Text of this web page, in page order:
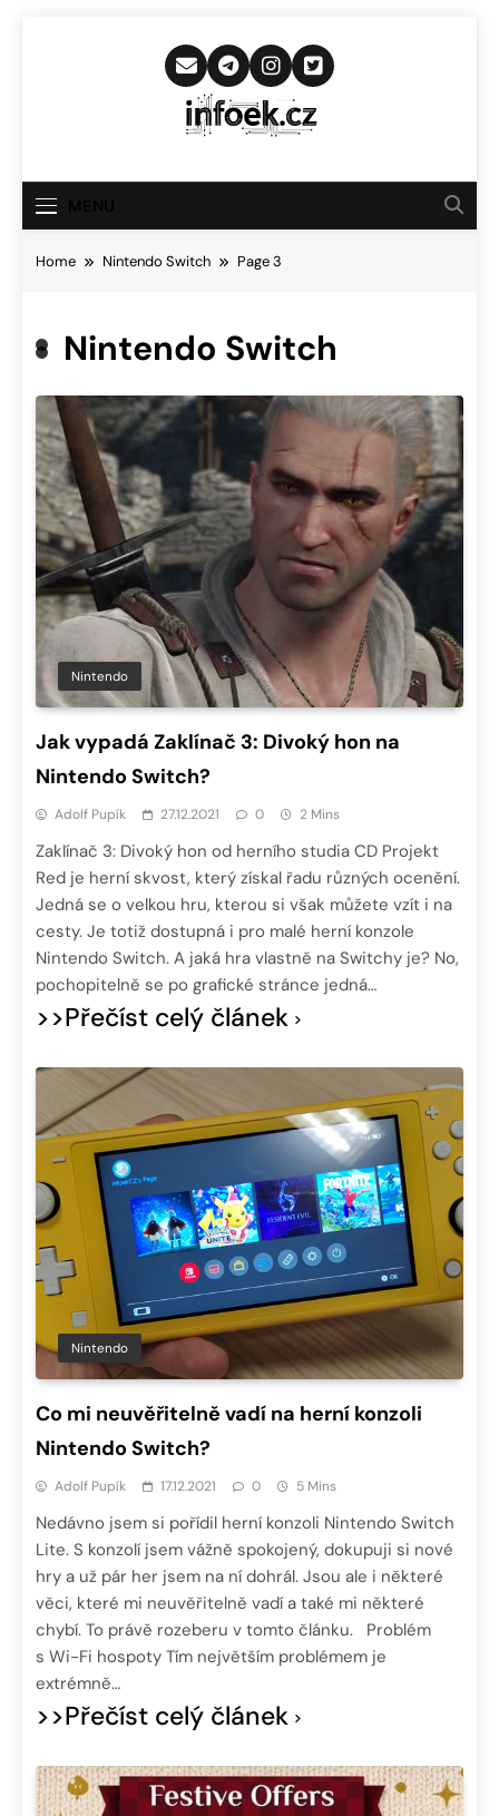
Infoek.cz
Novinkám
Home Nintendo Switch Page 3
Nintendo Switch
Nintendo
Jak vypadá Zaklínač 3: Divoký hon na
Nintendo Switch?
Adolf Pupík 27.12.2021 0 2 Mins
Zaklínač 3: Divoký hon od herního studia CD Projekt
Red je herní skvost, který získal řadu různých ocenění.
Jedná se o velkou hru, kterou si však můžete vzít i na
cesty. Je totiž dostupná i pro malé herní konzole
Nintendo Switch. A jaká hra vlastně na Switchy je? No,
pochopitelně se po grafické stránce jedná…
>>Přečíst celý článek
Nintendo
Co mi neuvěřitelně vadí na herní konzoli
Nintendo Switch?
Adolf Pupík 17.12.2021 0 5 Mins
Nedávno jsem si pořídil herní konzoli Nintendo Switch
Lite. S konzolí jsem vážně spokojený, dokupuji si nové
hry a už pár her jsem na ní dohrál. Jsou ale i některé
věci, které mi neuvěřitelně vadí a také mi některé
chybí. To právě rozeberu v tomto článku. Problém
s Wi-Fi hospoty Tím největším problémem je
extrémně…
>>Přečíst celý článek